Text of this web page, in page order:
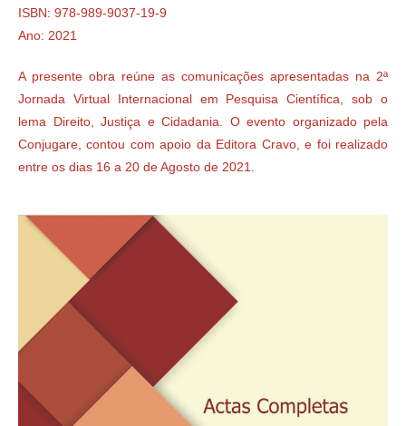
ISBN: 978-989-9037-19-9
Ano: 2021
A presente obra reúne as comunicações apresentadas na 2ª
Jornada Virtual Internacional em Pesquisa Científica, sob o
lema Direito, Justiça e Cidadania. O evento organizado pela
Conjugare, contou com apoio da Editora Cravo, e foi realizado
entre os dias 16 a 20 de Agosto de 2021.